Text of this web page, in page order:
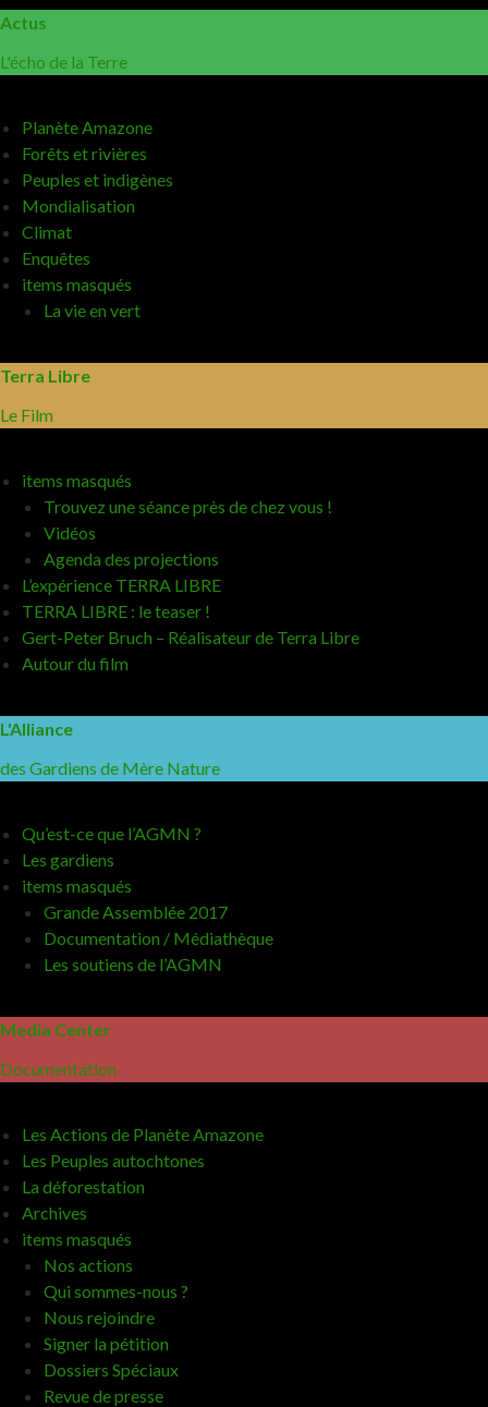
Actus
L'écho de la Terre
Planète Amazone
Forêts et rivières
Peuples et indigènes
Mondialisation
Climat
Enquêtes
items masqués
La vie en vert
Terra Libre
Le Film
items masqués
Trouvez une séance près de chez vous !
Vidéos
Agenda des projections
L’expérience TERRA LIBRE
TERRA LIBRE : le teaser !
Gert-Peter Bruch – Réalisateur de Terra Libre
Autour du film
L'Alliance
des Gardiens de Mère Nature
Qu’est-ce que l’AGMN ?
Les gardiens
items masqués
Grande Assemblée 2017
Documentation / Médiathèque
Les soutiens de l’AGMN
Media Center
Documentation
Les Actions de Planète Amazone
Les Peuples autochtones
La déforestation
Archives
items masqués
Nos actions
Qui sommes-nous ?
Nous rejoindre
Signer la pétition
Dossiers Spéciaux
Revue de presse